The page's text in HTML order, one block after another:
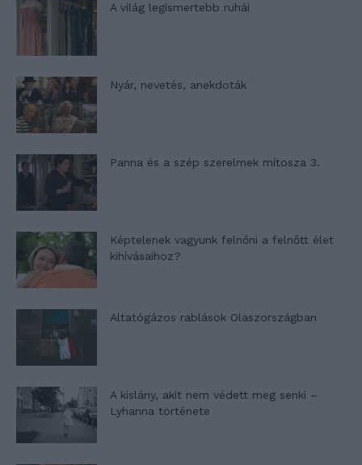
A világ legismertebb ruhái
Nyár, nevetés, anekdoták
Panna és a szép szerelmek mítosza 3.
Képtelenek vagyunk felnőni a felnőtt élet
kihívásaihoz?
Altatógázos rablások Olaszországban
A kislány, akit nem védett meg senki –
Lyhanna története